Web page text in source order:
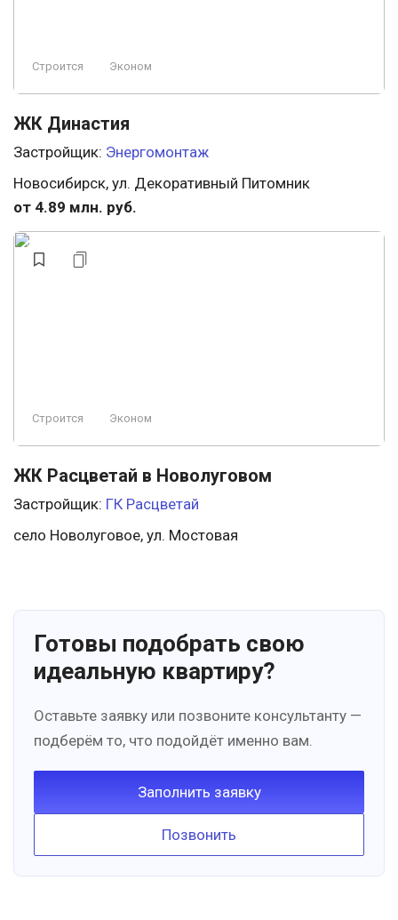
Строится Эконом
ЖК Династия
Застройщик: Энергомонтаж
Новосибирск, ул. Декоративный Питомник
от 4.89 млн. руб.
Строится Эконом
ЖК Расцветай в Новолуговом
Застройщик: ГК Расцветай
село Новолуговое, ул. Мостовая
Готовы подобрать свою
идеальную квартиру?
Оставьте заявку или позвоните консультанту —
подберём то, что подойдёт именно вам.
Заполнить заявку
Позвонить